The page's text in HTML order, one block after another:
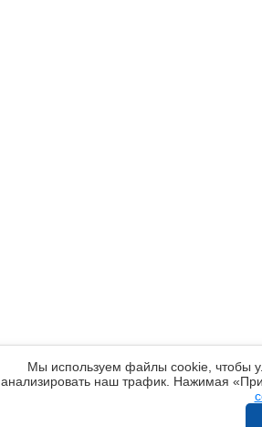
Мы используем файлы cookie, чтобы
анализировать наш трафик. Нажимая